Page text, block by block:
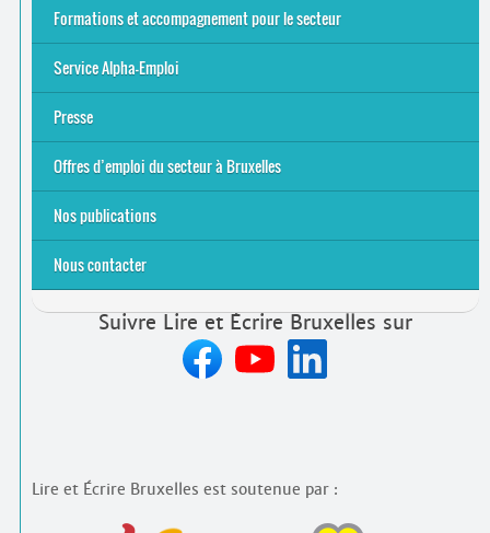
Alpha-Jeux
Arts & Alpha
Jeudis du Cinéma
Le projet Alpha-TIC
Notre projet FSE
Tac-TIC Emploi
Formations et accompagnement pour le secteur
S’initier
Se former
Se rencontrer
Être accompagné·e
Service Alpha-Emploi
Équipe et contacts
Accompagnement individuel
Accompagnement collectif
Folder Service Alpha-Emploi
Presse
2021
2024
2025
Offres d’emploi du secteur à Bruxelles
Emplois rémunérés
Bénévolat
Candidature spontanée à Lire et Écrire Bruxelles
Nos publications
Nous contacter
Suivre Lire et Écrire Bruxelles sur
Lire et Écrire Bruxelles est soutenue par :